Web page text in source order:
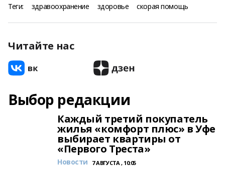
Теги: здравоохранение здоровье скорая помощь
Читайте нас
Выбор редакции
Каждый третий покупатель
жилья «комфорт плюс» в Уфе
выбирает квартиры от
«Первого Треста»
Новости 7 АВГУСТА , 10:05